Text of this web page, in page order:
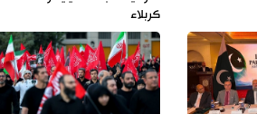
كربلاء